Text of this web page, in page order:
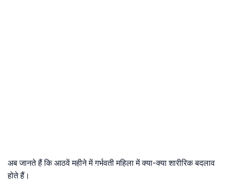
अब जानते हैं कि आठवें महीने में गर्भवती महिला में क्या-क्या शारीरिक बदलाव
होते हैं।